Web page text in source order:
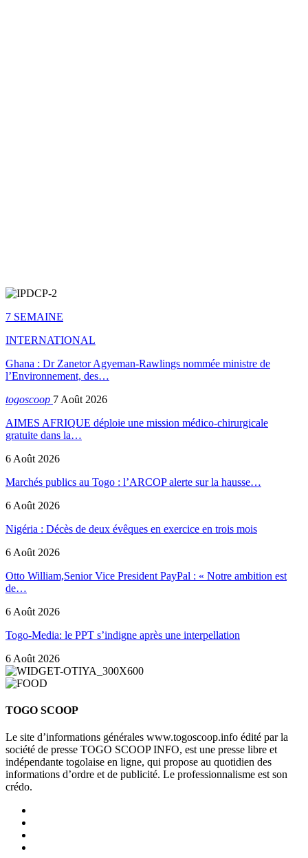
7 SEMAINE
INTERNATIONAL
Ghana : Dr Zanetor Agyeman-Rawlings nommée ministre de
l’Environnement, des…
togoscoop 7 Août 2026
AIMES AFRIQUE déploie une mission médico-chirurgicale
gratuite dans la…
6 Août 2026
Marchés publics au Togo : l’ARCOP alerte sur la hausse…
6 Août 2026
Nigéria : Décès de deux évêques en exercice en trois mois
6 Août 2026
Otto William,Senior Vice President PayPal : « Notre ambition est
de…
6 Août 2026
Togo-Media: le PPT s’indigne après une interpellation
6 Août 2026
TOGO SCOOP
Le site d’informations générales www.togoscoop.info édité par la
société de presse TOGO SCOOP INFO, est une presse libre et
indépendante togolaise en ligne, qui propose au quotidien des
informations d’ordre et de publicité. Le professionnalisme est son
crédo.